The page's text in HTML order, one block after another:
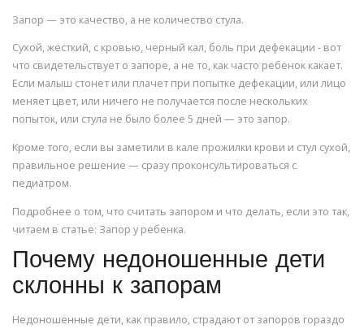
Запор — это качество, а не количество стула.
Сухой, жесткий, с кровью, черный кал, боль при дефекации - вот
что свидетельствует о запоре, а не то, как часто ребенок какает.
Если малыш стонет или плачет при попытке дефекации, или лицо
меняет цвет, или ничего не получается после нескольких
попыток, или стула не было более 5 дней — это запор.
Кроме того, если вы заметили в кале прожилки крови и стул сухой,
правильное решение — сразу проконсультироваться с
педиатром.
Подробнее о том, что считать запором и что делать, если это так,
читаем в статье: Запор у ребенка.
Почему недоношенные дети
склонны к запорам
Недоношенные дети, как правило, страдают от запоров гораздо